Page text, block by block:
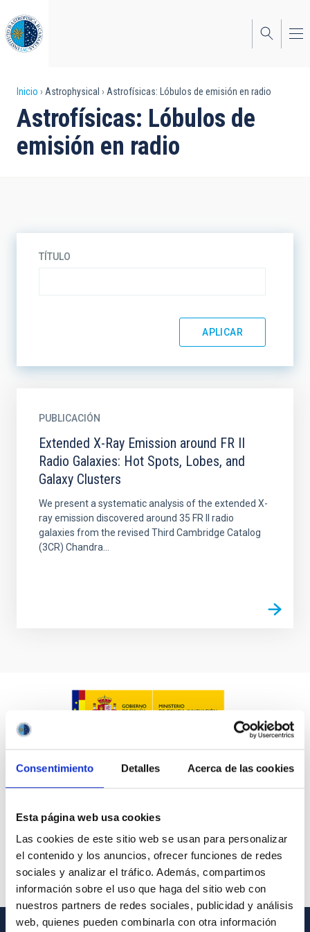
Consentimiento Detalles Acerca de las cookies
Esta página web usa cookies
Las cookies de este sitio web se usan para personalizar
el contenido y los anuncios, ofrecer funciones de redes
sociales y analizar el tráfico. Además, compartimos
información sobre el uso que haga del sitio web con
nuestros partners de redes sociales, publicidad y análisis
web, quienes pueden combinarla con otra información
al
contenido
principal
Sobrescribir
enlaces
de
Inicio Astrophysical Astrofísicas: Lóbulos de emisión en radio
Astrofísicas: Lóbulos de
emisión en radio
TÍTULO
PUBLICACIÓN
Extended X-Ray Emission around FR II
Radio Galaxies: Hot Spots, Lobes, and
Galaxy Clusters
We present a systematic analysis of the extended X-
ray emission discovered around 35 FR II radio
galaxies from the revised Third Cambridge Catalog
(3CR) Chandra...